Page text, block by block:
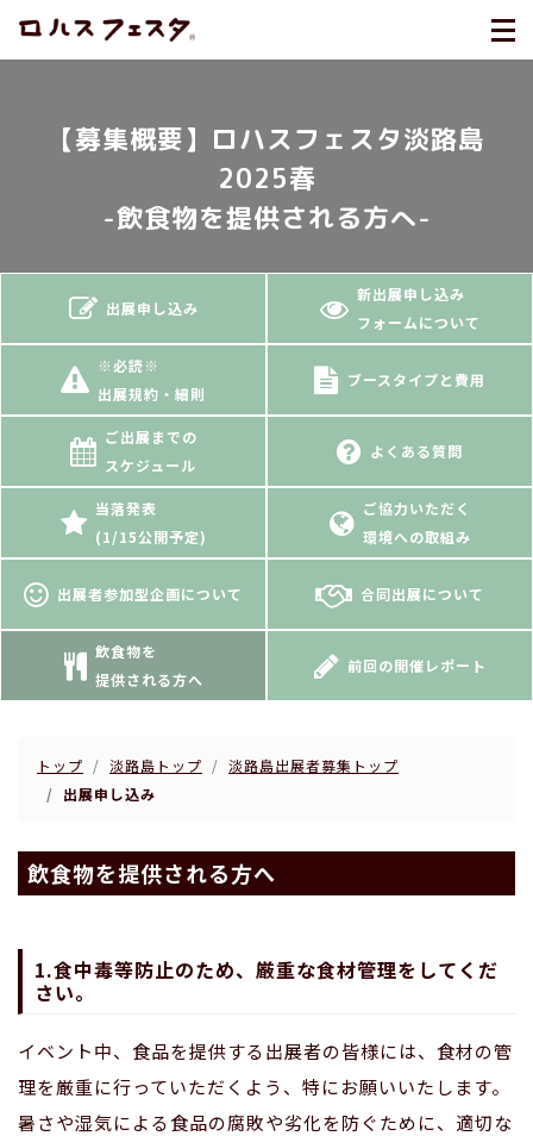
【募集概要】ロハスフェスタ淡路島
2025春
-飲食物を提供される方へ-
出展申し込み
新出展申し込み
フォームについて
※必読※
出展規約・細則
ブースタイプと費用
ご出展までの
スケジュール
よくある質問
当落発表
(1/15公開予定)
ご協力いただく
環境への取組み
出展者参加型企画について 合同出展について
飲食物を
提供される方へ
前回の開催レポート
トップ 淡路島トップ
淡路島出展者募集トップ
出展申し込み
飲食物を提供される方へ
1.食中毒等防止のため、厳重な食材管理をしてくだ
さい。
イベント中、食品を提供する出展者の皆様には、食材の管
理を厳重に行っていただくよう、特にお願いいたします。
暑さや湿気による食品の腐敗や劣化を防ぐために、適切な